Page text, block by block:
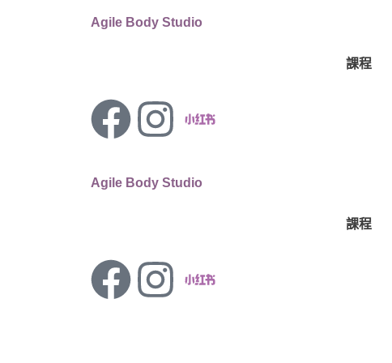
Agile Body Studio
課程
Agile Body Studio
課程